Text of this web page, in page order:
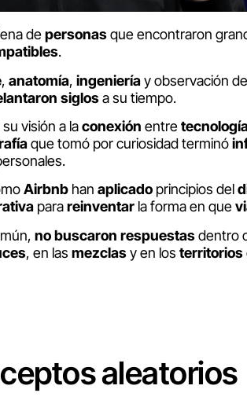
depersonasque encontraron
.
, anatomía, ingenieríay observación
siglosa su tiempo.
visión a laconexión entre
que tomó por curiosidad terminó
Airbnb han aplicado principios del
parareinventar la forma en que
nobuscaron respuestasdentro
, en las mezclasy en los territorios
aleatorios